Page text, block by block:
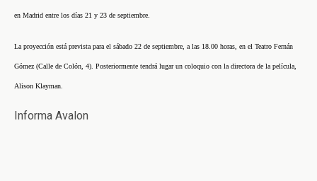
en Madrid entre los días 21 y 23 de septiembre.
La proyección está prevista para el sábado 22 de septiembre, a las 18.00 horas, en el Teatro Fernán
Gómez (Calle de Colón, 4). Posteriormente tendrá lugar un coloquio con la directora de la película,
Alison Klayman.
Informa Avalon